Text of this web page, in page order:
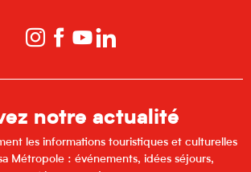
notre actualité
les informations touristiques et culturelles
Métropole : événements, idées séjours,